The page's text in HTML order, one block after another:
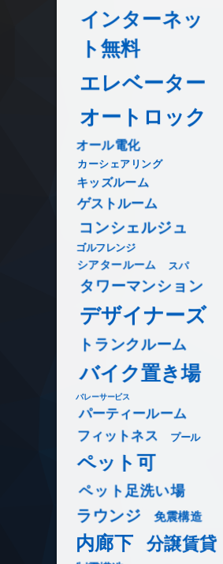
インターネッ
ト無料
エレベーター
オートロック
オール電化
カーシェアリング
キッズルーム
ゲストルーム
コンシェルジュ
ゴルフレンジ
シアタールーム スパ
タワーマンション
デザイナーズ
トランクルーム
バイク置き場
バレーサービス
パーティールーム
フィットネス プール
ペット可
ペット足洗い場
ラウンジ 免震構造
内廊下 分譲賃貸